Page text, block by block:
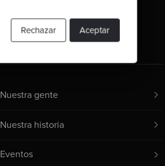
Aceptar
Rechazar
Nuestra gente
Nuestra historia
Eventos